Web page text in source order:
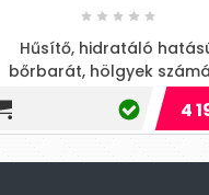
Hűsítő, hidratáló
bőrbarát, hölgyek
ajánlott anális sikosító.
4